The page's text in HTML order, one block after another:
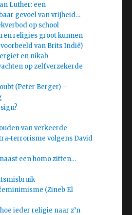
Luther: een
gevoel van vrijheid…
op school
religies groot kunnen
van Brits Indië)
en nikab
op zelfverzekerde
(Peter Berger) –
van verkeerde
terrorisme volgens David
een homo zitten…
(Zineb El
ieder religie naar z’n